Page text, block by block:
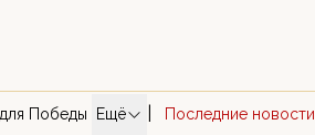
Победы Ещё Последние новости